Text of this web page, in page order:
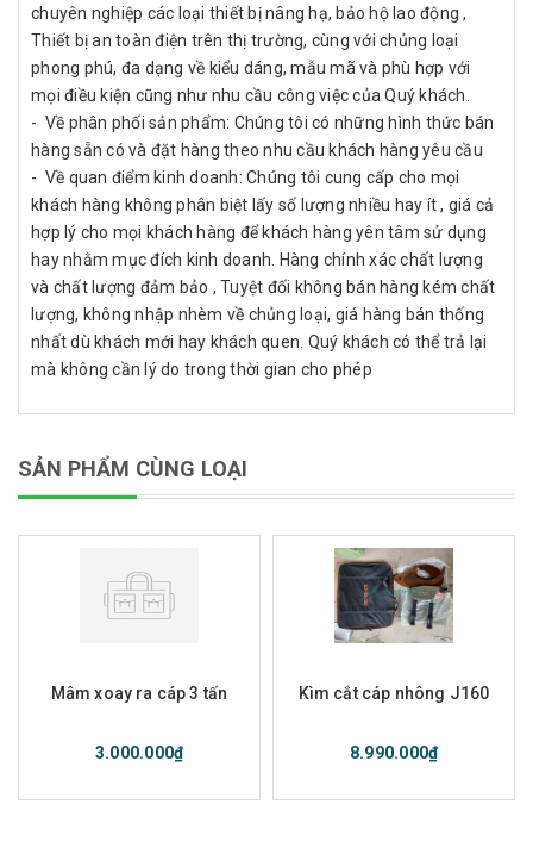
chuyên nghiệp các loại thiết bị nâng hạ, bảo hộ lao động ,
Thiết bị an toàn điện trên thị trường, cùng với chủng loại
phong phú, đa dạng về kiểu dáng, mẫu mã và phù hợp với
mọi điều kiện cũng như nhu cầu công việc của Quý khách.
- Về phân phối sản phẩm: Chúng tôi có những hình thức bán
hàng sẵn có và đặt hàng theo nhu cầu khách hàng yêu cầu
- Về quan điểm kinh doanh: Chúng tôi cung cấp cho mọi
khách hàng không phân biệt lấy số lượng nhiều hay ít , giá cả
hợp lý cho mọi khách hàng để khách hàng yên tâm sử dụng
hay nhằm mục đích kinh doanh. Hàng chính xác chất lượng
và chất lượng đảm bảo , Tuyệt đối không bán hàng kém chất
lượng, không nhập nhèm về chủng loại, giá hàng bán thống
nhất dù khách mới hay khách quen. Quý khách có thể trả lại
mà không cần lý do trong thời gian cho phép
SẢN PHẨM CÙNG LOẠI
Mâm xoay ra cáp 3 tấn
3.000.000₫
Kìm cắt cáp nhông J160
8.990.000₫